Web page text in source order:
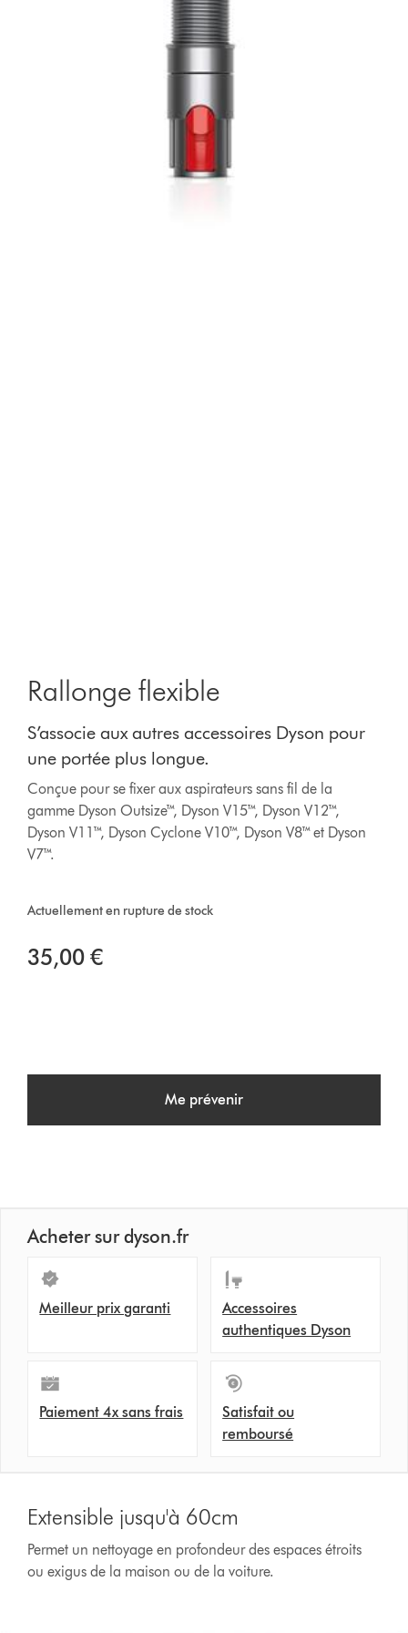
Rallonge flexible
S’associe aux autres accessoires Dyson pour
une portée plus longue.
Conçue pour se fixer aux aspirateurs sans fil de la
gamme Dyson Outsize™, Dyson V15™, Dyson V12™,
Dyson V11™, Dyson Cyclone V10™, Dyson V8™ et Dyson
V7™.
Actuellement en rupture de stock
35,00 €
Me prévenir
Acheter sur dyson.fr
Meilleur prix garanti
Accessoires
authentiques Dyson
Paiement 4x sans frais
Satisfait ou
remboursé
Extensible jusqu'à 60cm
Permet un nettoyage en profondeur des espaces étroits
ou exigus de la maison ou de la voiture.